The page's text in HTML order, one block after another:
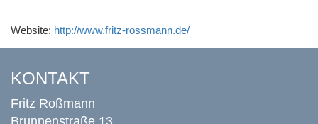
Website: http://www.fritz-rossmann.de/
KONTAKT
Fritz Roßmann
Brunnenstraße 13